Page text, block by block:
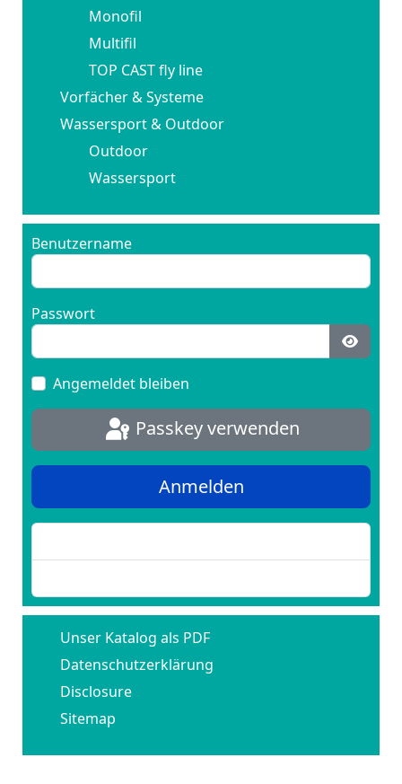
Monofil
Multifil
TOP CAST fly line
Vorfächer & Systeme
Wassersport & Outdoor
Outdoor
Wassersport
Benutzername
Passwort
Angemeldet bleiben
Passkey verwenden
Anmelden
Unser Katalog als PDF
Datenschutzerklärung
Disclosure
Sitemap